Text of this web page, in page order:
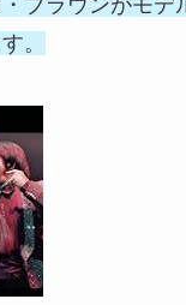
ブラウンがモデ
。